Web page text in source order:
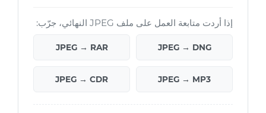
إذا أردت متابعة العمل على ملف JPEG النهائي، جرّب:
JPEG → DNG
JPEG → RAR
JPEG → MP3
JPEG → CDR